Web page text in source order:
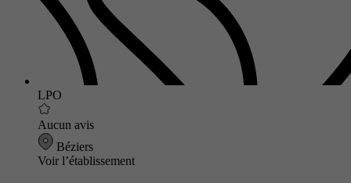
LPO
Aucun avis
Béziers
Voir l’établissement